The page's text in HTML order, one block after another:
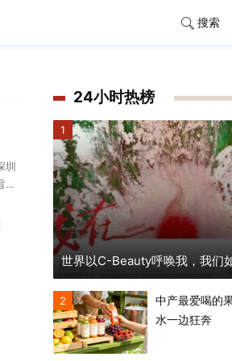
搜索
圳
在
24小时热榜
1
世界以C-Beauty呼唤我，我们
2
中产最爱喝的
水一边狂奔